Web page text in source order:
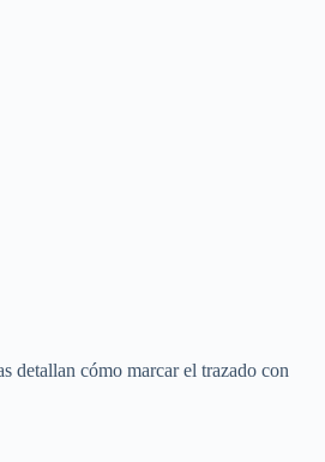
detallan cómo marcar el trazado con